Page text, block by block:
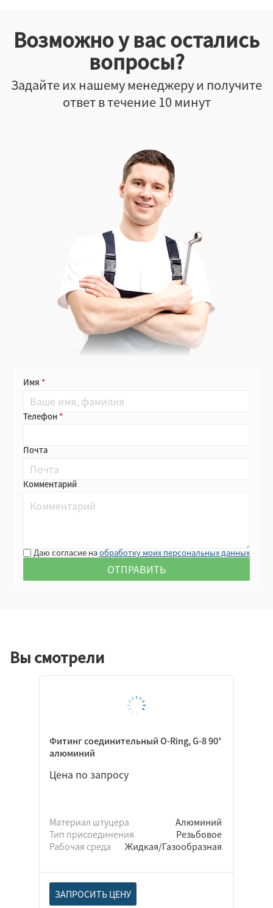
Возможно у вас остались
вопросы?
Задайте их нашему менеджеру и получите
ответ в течение 10 минут
Имя
Телефон
Почта
Комментарий
Даю согласие наобработку моих персональных данных
Вы смотрели
Фитинг соединительный O-Ring, G-8 90°
алюминий
Цена по запросу
Материал штуцера
Алюминий
Тип присоединения
Резьбовое
Рабочая среда
Жидкая/Газообразная
ЗАПРОСИТЬ ЦЕНУ